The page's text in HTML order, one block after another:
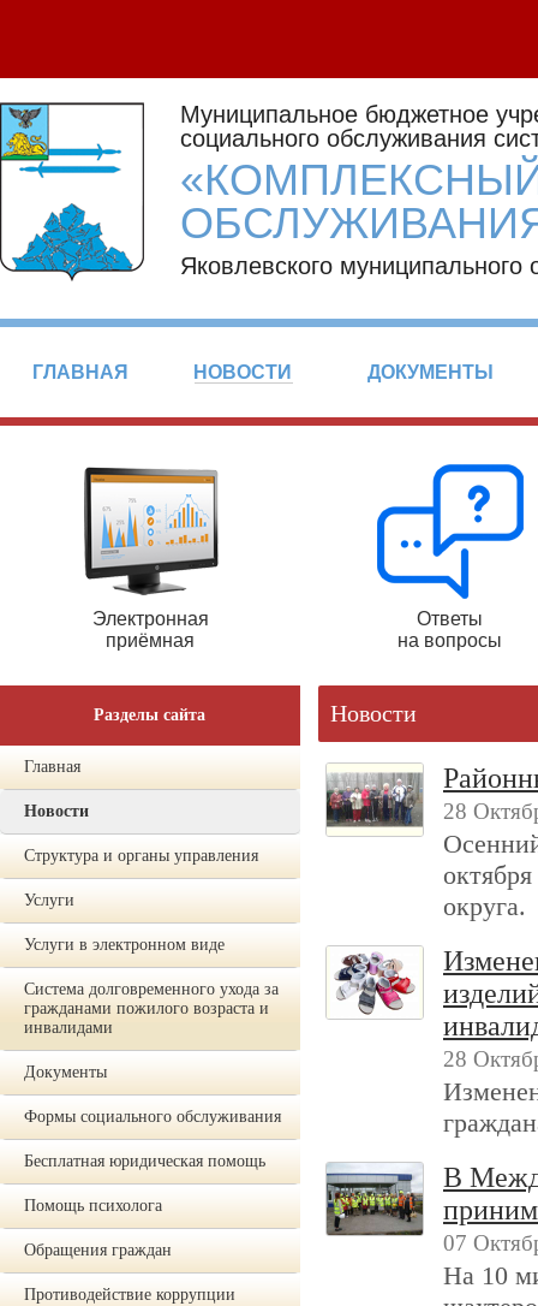
Муниципальное бюджетное
социального обслуживания
Яковлевского муниципального
ГЛАВНАЯ НОВОСТИ ДОКУМЕНТЫ
Электронная
приёмная
Ответы
на вопросы
Разделы сайта
Главная
Новости
Структура и органы управления
Услуги
Услуги в электронном виде
Система долговременного ухода за
гражданами пожилого возраста и
инвалидами
Документы
Формы социального обслуживания
Бесплатная юридическая помощь
Помощь психолога
Обращения граждан
Противодействие коррупции
Новости
28
округа.
28
В
07
На 10